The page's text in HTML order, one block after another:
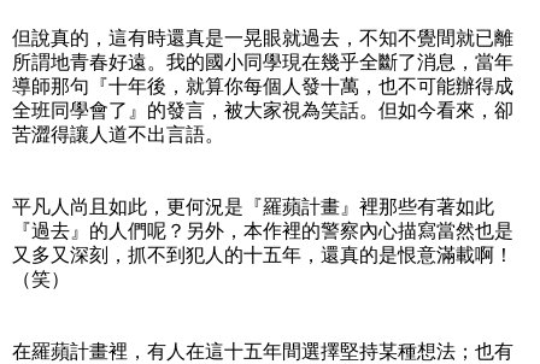
但說真的，這有時還真是一晃眼就過去，不知不覺間就已離
所謂地青春好遠。我的國小同學現在幾乎全斷了消息，當年
導師那句『十年後，就算你每個人發十萬，也不可能辦得成
全班同學會了』的發言，被大家視為笑話。但如今看來，卻
苦澀得讓人道不出言語。
平凡人尚且如此，更何況是『羅蘋計畫』裡那些有著如此
『過去』的人們呢？另外，本作裡的警察內心描寫當然也是
又多又深刻，抓不到犯人的十五年，還真的是恨意滿載啊！
（笑）
在羅蘋計畫裡，有人在這十五年間選擇堅持某種想法；也有